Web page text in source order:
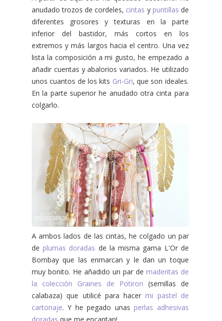
anudado trozos de cordeles, cintas y puntillas de
diferentes grosores y texturas en la parte
inferior del bastidor, más cortos en los
extremos y más largos hacia el centro. Una vez
lista la composición a mi gusto, he empezado a
añadir cuentas y abalorios variados. He utilizado
unos cuantos de los kits Gri-Gri, que son ideales.
En la parte superior he anudado otra cinta para
colgarlo.
A ambos lados de las cintas, he colgado un par
de plumas doradas de la misma gama L'Or de
Bombay que las enmarcan y le dan un toque
muy bonito. He añadido un par de maderitas de
la colección Graines de Potiron (semillas de
calabaza) que utilicé para hacer mi pastel de
cartonaje. Y he pegado unas perlas adhesivas